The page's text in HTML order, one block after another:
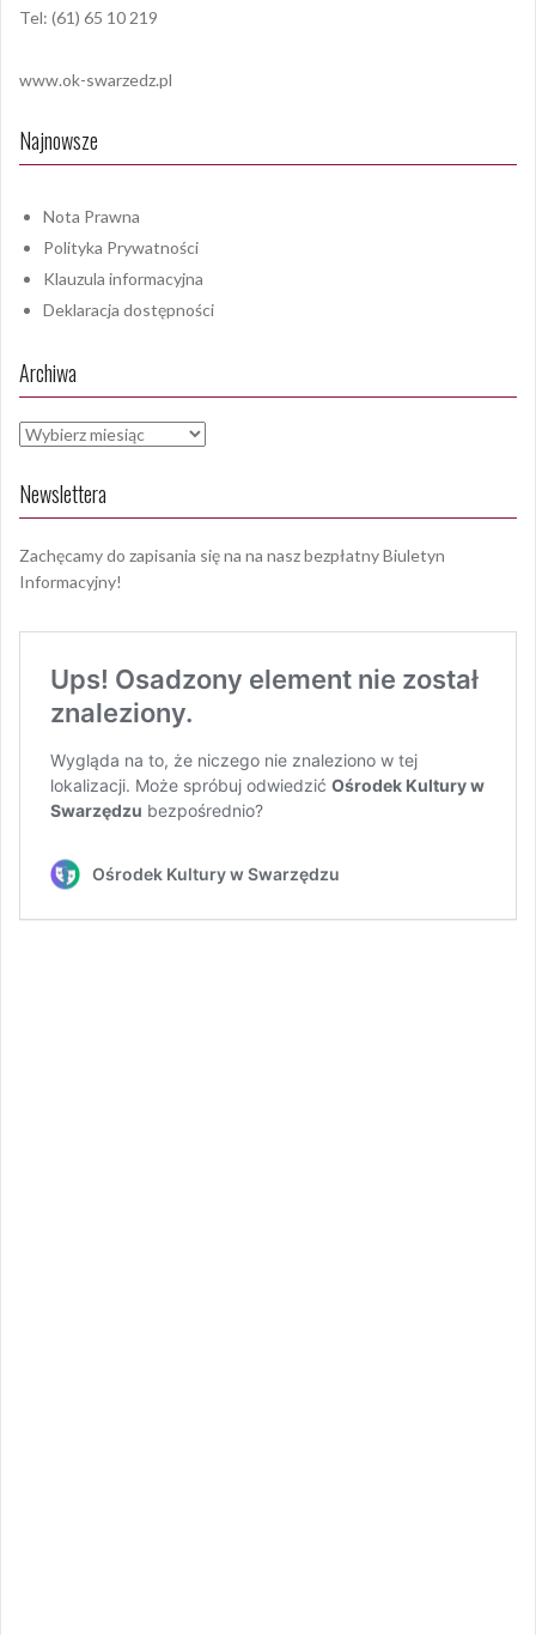
Tel: (61) 65 10 219
www.ok-swarzedz.pl
Najnowsze
Nota Prawna
Polityka Prywatności
Klauzula informacyjna
Deklaracja dostępności
Archiwa
Archiwa
Newslettera
Zachęcamy do zapisania się na na nasz bezpłatny Biuletyn
Informacyjny!